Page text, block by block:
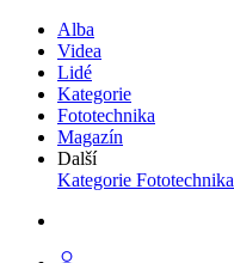
Alba
Videa
Lidé
Kategorie
Fototechnika
Magazín
Další
Kategorie Fototechnika